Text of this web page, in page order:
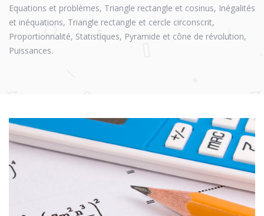
Equations et problèmes, Triangle rectangle et cosinus, Inégalités
et inéquations, Triangle rectangle et cercle circonscrit,
Proportionnalité, Statistiques, Pyramide et cône de révolution,
Puissances.